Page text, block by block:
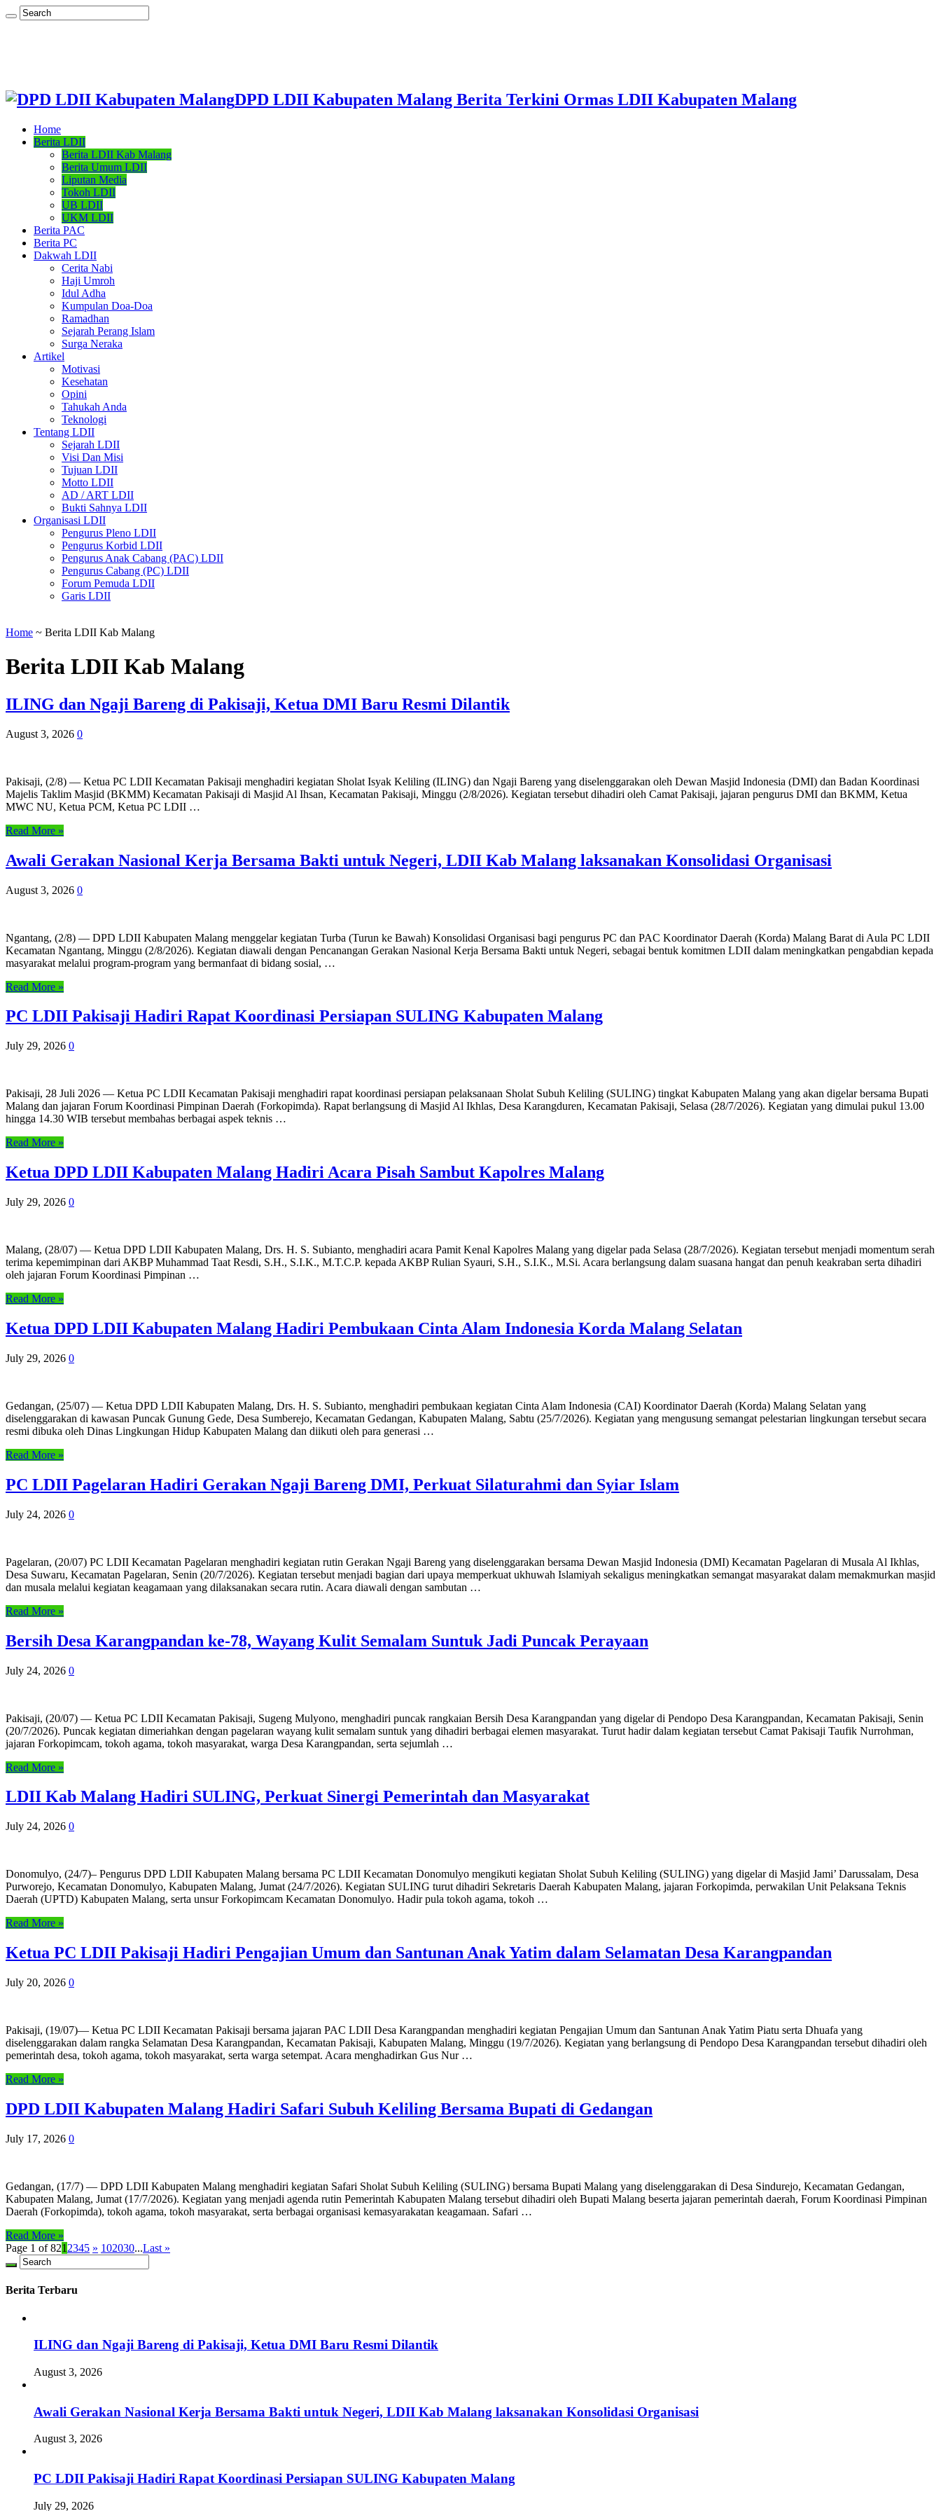
DPD LDII Kabupaten Malang Berita Terkini Ormas LDII Kabupaten Malang
Home
Berita LDII
Berita LDII Kab Malang
Berita Umum LDII
Liputan Media
Tokoh LDII
UB LDII
UKM LDII
Berita PAC
Berita PC
Dakwah LDII
Cerita Nabi
Haji Umroh
Idul Adha
Kumpulan Doa-Doa
Ramadhan
Sejarah Perang Islam
Surga Neraka
Artikel
Motivasi
Kesehatan
Opini
Tahukah Anda
Teknologi
Tentang LDII
Sejarah LDII
Visi Dan Misi
Tujuan LDII
Motto LDII
AD / ART LDII
Bukti Sahnya LDII
Organisasi LDII
Pengurus Pleno LDII
Pengurus Korbid LDII
Pengurus Anak Cabang (PAC) LDII
Pengurus Cabang (PC) LDII
Forum Pemuda LDII
Garis LDII
Home ~ Berita LDII Kab Malang
Berita LDII Kab Malang
ILING dan Ngaji Bareng di Pakisaji, Ketua DMI Baru Resmi Dilantik
August 3, 2026 0
Pakisaji, (2/8) — Ketua PC LDII Kecamatan Pakisaji menghadiri kegiatan Sholat Isyak Keliling (ILING) dan Ngaji Bareng yang diselenggarakan oleh Dewan Masjid Indonesia (DMI) dan Badan Koordinasi
Majelis Taklim Masjid (BKMM) Kecamatan Pakisaji di Masjid Al Ihsan, Kecamatan Pakisaji, Minggu (2/8/2026). Kegiatan tersebut dihadiri oleh Camat Pakisaji, jajaran pengurus DMI dan BKMM, Ketua
MWC NU, Ketua PCM, Ketua PC LDII …
Read More »
Awali Gerakan Nasional Kerja Bersama Bakti untuk Negeri, LDII Kab Malang laksanakan Konsolidasi Organisasi
August 3, 2026 0
Ngantang, (2/8) — DPD LDII Kabupaten Malang menggelar kegiatan Turba (Turun ke Bawah) Konsolidasi Organisasi bagi pengurus PC dan PAC Koordinator Daerah (Korda) Malang Barat di Aula PC LDII
Kecamatan Ngantang, Minggu (2/8/2026). Kegiatan diawali dengan Pencanangan Gerakan Nasional Kerja Bersama Bakti untuk Negeri, sebagai bentuk komitmen LDII dalam meningkatkan pengabdian kepada
masyarakat melalui program-program yang bermanfaat di bidang sosial, …
Read More »
PC LDII Pakisaji Hadiri Rapat Koordinasi Persiapan SULING Kabupaten Malang
July 29, 2026 0
Pakisaji, 28 Juli 2026 — Ketua PC LDII Kecamatan Pakisaji menghadiri rapat koordinasi persiapan pelaksanaan Sholat Subuh Keliling (SULING) tingkat Kabupaten Malang yang akan digelar bersama Bupati
Malang dan jajaran Forum Koordinasi Pimpinan Daerah (Forkopimda). Rapat berlangsung di Masjid Al Ikhlas, Desa Karangduren, Kecamatan Pakisaji, Selasa (28/7/2026). Kegiatan yang dimulai pukul 13.00
hingga 14.30 WIB tersebut membahas berbagai aspek teknis …
Read More »
Ketua DPD LDII Kabupaten Malang Hadiri Acara Pisah Sambut Kapolres Malang
July 29, 2026 0
Malang, (28/07) — Ketua DPD LDII Kabupaten Malang, Drs. H. S. Subianto, menghadiri acara Pamit Kenal Kapolres Malang yang digelar pada Selasa (28/7/2026). Kegiatan tersebut menjadi momentum serah
terima kepemimpinan dari AKBP Muhammad Taat Resdi, S.H., S.I.K., M.T.C.P. kepada AKBP Rulian Syauri, S.H., S.I.K., M.Si. Acara berlangsung dalam suasana hangat dan penuh keakraban serta dihadiri
oleh jajaran Forum Koordinasi Pimpinan …
Read More »
Ketua DPD LDII Kabupaten Malang Hadiri Pembukaan Cinta Alam Indonesia Korda Malang Selatan
July 29, 2026 0
Gedangan, (25/07) — Ketua DPD LDII Kabupaten Malang, Drs. H. S. Subianto, menghadiri pembukaan kegiatan Cinta Alam Indonesia (CAI) Koordinator Daerah (Korda) Malang Selatan yang
diselenggarakan di kawasan Puncak Gunung Gede, Desa Sumberejo, Kecamatan Gedangan, Kabupaten Malang, Sabtu (25/7/2026). Kegiatan yang mengusung semangat pelestarian lingkungan tersebut secara
resmi dibuka oleh Dinas Lingkungan Hidup Kabupaten Malang dan diikuti oleh para generasi …
Read More »
PC LDII Pagelaran Hadiri Gerakan Ngaji Bareng DMI, Perkuat Silaturahmi dan Syiar Islam
July 24, 2026 0
Pagelaran, (20/07) PC LDII Kecamatan Pagelaran menghadiri kegiatan rutin Gerakan Ngaji Bareng yang diselenggarakan bersama Dewan Masjid Indonesia (DMI) Kecamatan Pagelaran di Musala Al Ikhlas,
Desa Suwaru, Kecamatan Pagelaran, Senin (20/7/2026). Kegiatan tersebut menjadi bagian dari upaya memperkuat ukhuwah Islamiyah sekaligus meningkatkan semangat masyarakat dalam memakmurkan masjid
dan musala melalui kegiatan keagamaan yang dilaksanakan secara rutin. Acara diawali dengan sambutan …
Read More »
Bersih Desa Karangpandan ke-78, Wayang Kulit Semalam Suntuk Jadi Puncak Perayaan
July 24, 2026 0
Pakisaji, (20/07) — Ketua PC LDII Kecamatan Pakisaji, Sugeng Mulyono, menghadiri puncak rangkaian Bersih Desa Karangpandan yang digelar di Pendopo Desa Karangpandan, Kecamatan Pakisaji, Senin
(20/7/2026). Puncak kegiatan dimeriahkan dengan pagelaran wayang kulit semalam suntuk yang dihadiri berbagai elemen masyarakat. Turut hadir dalam kegiatan tersebut Camat Pakisaji Taufik Nurrohman,
jajaran Forkopimcam, tokoh agama, tokoh masyarakat, warga Desa Karangpandan, serta sejumlah …
Read More »
LDII Kab Malang Hadiri SULING, Perkuat Sinergi Pemerintah dan Masyarakat
July 24, 2026 0
Donomulyo, (24/7)– Pengurus DPD LDII Kabupaten Malang bersama PC LDII Kecamatan Donomulyo mengikuti kegiatan Sholat Subuh Keliling (SULING) yang digelar di Masjid Jami’ Darussalam, Desa
Purworejo, Kecamatan Donomulyo, Kabupaten Malang, Jumat (24/7/2026). Kegiatan SULING turut dihadiri Sekretaris Daerah Kabupaten Malang, jajaran Forkopimda, perwakilan Unit Pelaksana Teknis
Daerah (UPTD) Kabupaten Malang, serta unsur Forkopimcam Kecamatan Donomulyo. Hadir pula tokoh agama, tokoh …
Read More »
Ketua PC LDII Pakisaji Hadiri Pengajian Umum dan Santunan Anak Yatim dalam Selamatan Desa Karangpandan
July 20, 2026 0
Pakisaji, (19/07)— Ketua PC LDII Kecamatan Pakisaji bersama jajaran PAC LDII Desa Karangpandan menghadiri kegiatan Pengajian Umum dan Santunan Anak Yatim Piatu serta Dhuafa yang
diselenggarakan dalam rangka Selamatan Desa Karangpandan, Kecamatan Pakisaji, Kabupaten Malang, Minggu (19/7/2026). Kegiatan yang berlangsung di Pendopo Desa Karangpandan tersebut dihadiri oleh
pemerintah desa, tokoh agama, tokoh masyarakat, serta warga setempat. Acara menghadirkan Gus Nur …
Read More »
DPD LDII Kabupaten Malang Hadiri Safari Subuh Keliling Bersama Bupati di Gedangan
July 17, 2026 0
Gedangan, (17/7) — DPD LDII Kabupaten Malang menghadiri kegiatan Safari Sholat Subuh Keliling (SULING) bersama Bupati Malang yang diselenggarakan di Desa Sindurejo, Kecamatan Gedangan,
Kabupaten Malang, Jumat (17/7/2026). Kegiatan yang menjadi agenda rutin Pemerintah Kabupaten Malang tersebut dihadiri oleh Bupati Malang beserta jajaran pemerintah daerah, Forum Koordinasi Pimpinan
Daerah (Forkopimda), tokoh agama, tokoh masyarakat, serta berbagai organisasi kemasyarakatan keagamaan. Safari …
Read More »
Page 1 of 821 2345 » 102030...Last »
Berita Terbaru
ILING dan Ngaji Bareng di Pakisaji, Ketua DMI Baru Resmi Dilantik
August 3, 2026
Awali Gerakan Nasional Kerja Bersama Bakti untuk Negeri, LDII Kab Malang laksanakan Konsolidasi Organisasi
August 3, 2026
PC LDII Pakisaji Hadiri Rapat Koordinasi Persiapan SULING Kabupaten Malang
July 29, 2026